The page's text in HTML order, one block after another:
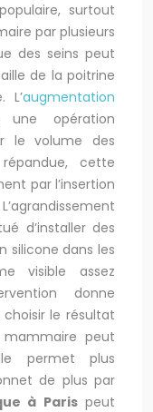
surtout
par plusieurs
des seins peut
de la poitrine
L’augmentation
opération
le volume des
cette
par l’insertion
d’installer des
silicone dans les
visible assez
donne
le résultat
peut
permet plus
de plus par
à Parispeut